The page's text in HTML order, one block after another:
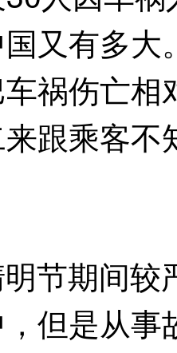
又有多
祸伤亡
跟乘客
期间较
但是从